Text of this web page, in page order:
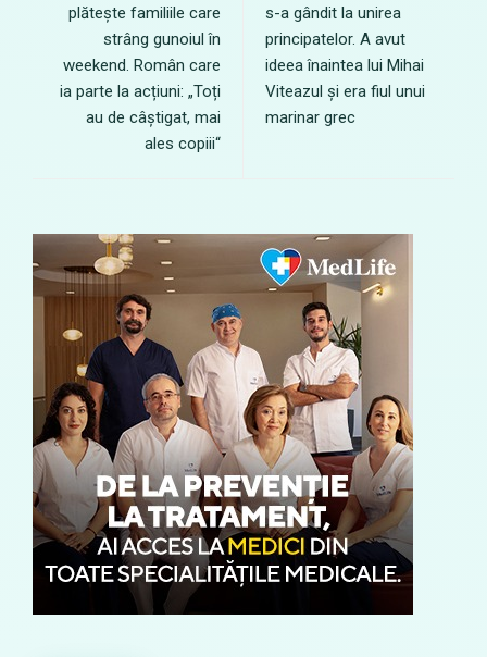
plătește familiile care
strâng gunoiul în
weekend. Român care
ia parte la acțiuni: „Toți
au de câștigat, mai
ales copiii“
s-a gândit la unirea
principatelor. A avut
ideea înaintea lui Mihai
Viteazul și era fiul unui
marinar grec